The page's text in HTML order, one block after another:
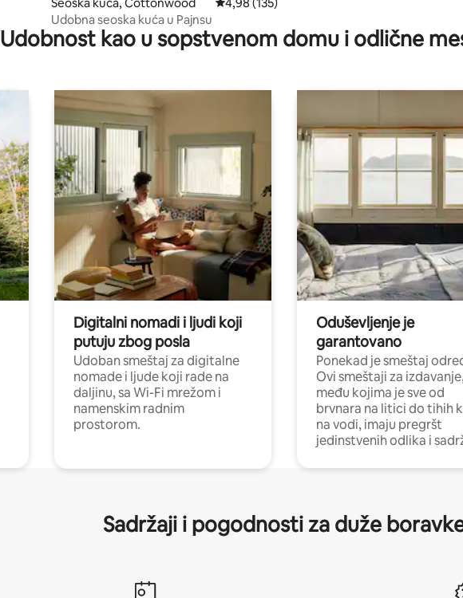
Udobna seoska kuća u Pajnsu
Udobnost kao u sopstvenom domu i odlične
Digitalni nomadi i ljudi koji
putuju zbog posla
Udoban smeštaj za digitalne
nomade i ljude koji rade na
daljinu, sa Wi-Fi mrežom i
namenskim radnim
prostorom.
Oduševljenje je
garantovano
Ponekad je smeštaj
Ovi smeštaji za
među kojima je sve od
brvnara na litici do tihih
na vodi, imaju pregršt
jedinstvenih odlika i
Sadržaji i pogodnosti za duže